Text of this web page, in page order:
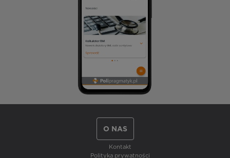
O NAS
Kontakt
Polityka prywatności